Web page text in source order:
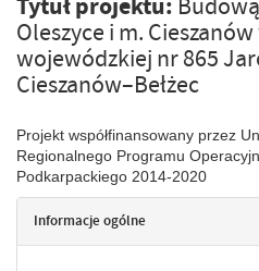
Oleszyce i m.
wojewódzkiej nr 865
Cieszanów–Bełżec
Projekt współfinansowany przez
Regionalnego Programu
Podkarpackiego 2014-2020
Informacje ogólne